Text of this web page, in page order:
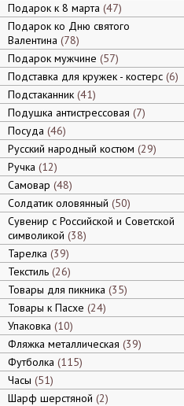
Подарок к 8 марта 47
Подарок ко Дню святого
Валентина 78
Подарок мужчине 57
Подставка для кружек - костерс 6
Подстаканник 41
Подушка антистрессовая 7
Посуда 46
Русский народный костюм 29
Ручка 12
Самовар 48
Солдатик оловянный 50
Сувенир с Российской и Советской
символикой 38
Тарелка 39
Текстиль 26
Товары для пикника 35
Товары к Пасхе 24
Упаковка 10
Фляжка металлическая 39
Футболка 115
Часы 51
Шарф шерстяной 2